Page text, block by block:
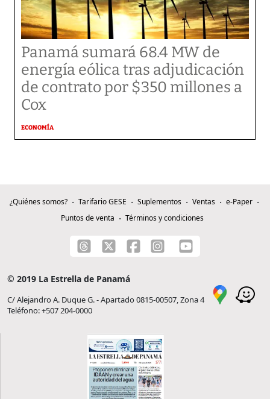
Panamá sumará 68.4 MW de
energía eólica tras adjudicación
de contrato por $350 millones a
Cox
ECONOMÍA
¿Quiénes somos? Tarifario GESE Suplementos Ventas
e-Paper
Puntos de venta
Términos y condiciones
© 2019 La Estrella de Panamá
C/ Alejandro A. Duque G. - Apartado 0815-00507, Zona 4
Teléfono: +507 204-0000